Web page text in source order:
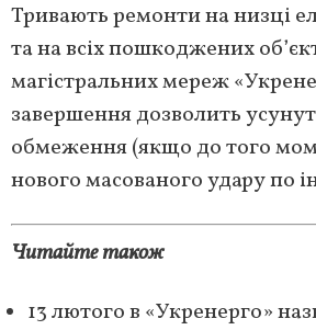
Тривають ремонти на низці
та на всіх пошкоджених
магістральних мереж
завершення дозволить
обмеження (якщо до того
нового масованого удару по
Читайте також
13 лютого в «Укренерго»